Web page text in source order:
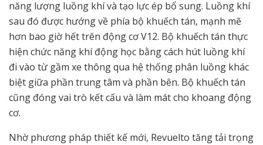
năng lượng luồng khí và tạo lực ép bổ sung. Luồng khí
sau đó được hướng về phía bộ khuếch tán, mạnh mẽ
hơn bao giờ hết trên động cơ V12. Bộ khuếch tán thực
hiện chức năng khí động học bằng cách hút luồng khí
đi vào từ gầm xe thông qua hệ thống phân luồng khác
biệt giữa phần trung tâm và phần bên. Bộ khuếch tán
cũng đóng vai trò kết cấu và làm mát cho khoang động
cơ.
Nhờ phương pháp thiết kế mới, Revuelto tăng tải trọng